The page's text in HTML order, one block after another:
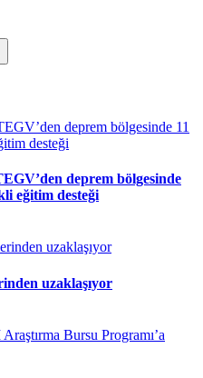
deprem bölgesinde
eğitim desteği
uzaklaşıyor